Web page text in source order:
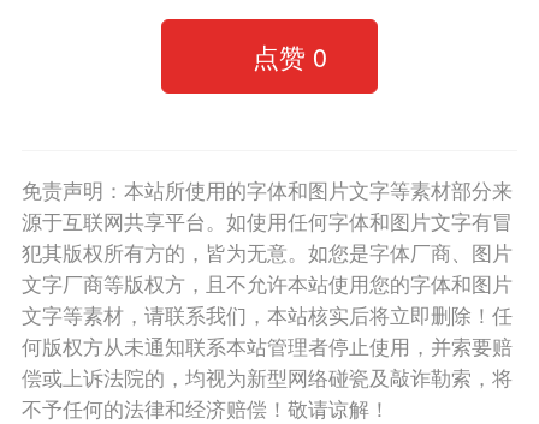
点赞 0
免责声明：本站所使用的字体和图片文字等素材部分来
源于互联网共享平台。如使用任何字体和图片文字有冒
犯其版权所有方的，皆为无意。如您是字体厂商、图片
文字厂商等版权方，且不允许本站使用您的字体和图片
文字等素材，请联系我们，本站核实后将立即删除！任
何版权方从未通知联系本站管理者停止使用，并索要赔
偿或上诉法院的，均视为新型网络碰瓷及敲诈勒索，将
不予任何的法律和经济赔偿！敬请谅解！